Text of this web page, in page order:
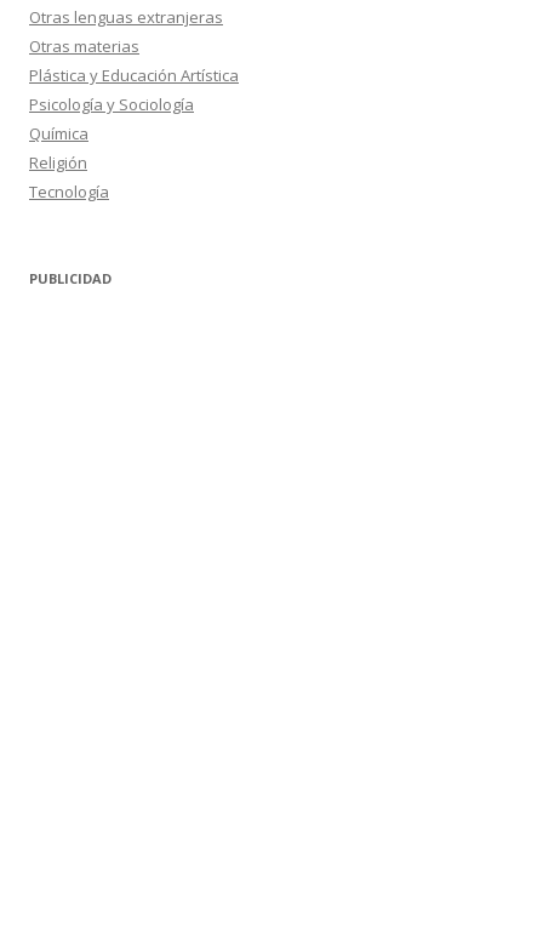
Otras lenguas extranjeras
Otras materias
Plástica y Educación Artística
Psicología y Sociología
Química
Religión
Tecnología
PUBLICIDAD